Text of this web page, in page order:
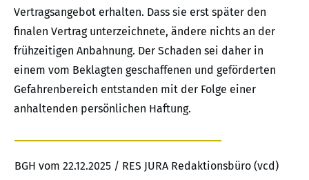
Vertragsangebot erhalten. Dass sie erst später den
finalen Vertrag unterzeichnete, ändere nichts an der
frühzeitigen Anbahnung. Der Schaden sei daher in
einem vom Beklagten geschaffenen und geförderten
Gefahrenbereich entstanden mit der Folge einer
anhaltenden persönlichen Haftung.
BGH vom 22.12.2025 / RES JURA Redaktionsbüro (vcd)